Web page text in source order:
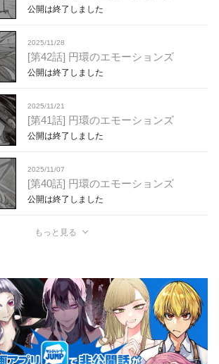
公開は終了しました
2025/11/28
[第42話] 円環のエモーションズ
公開は終了しました
2025/11/21
[第41話] 円環のエモーションズ
公開は終了しました
2025/11/07
[第40話] 円環のエモーションズ
公開は終了しました
もっと見る